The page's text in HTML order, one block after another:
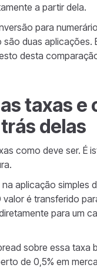
a partir dela.
para
são duas aplicações.
desta
taxas e
delas
como deve ser. É
aplicação simples
valor é transferido
para um
sobre essa taxa
de 0,5% em